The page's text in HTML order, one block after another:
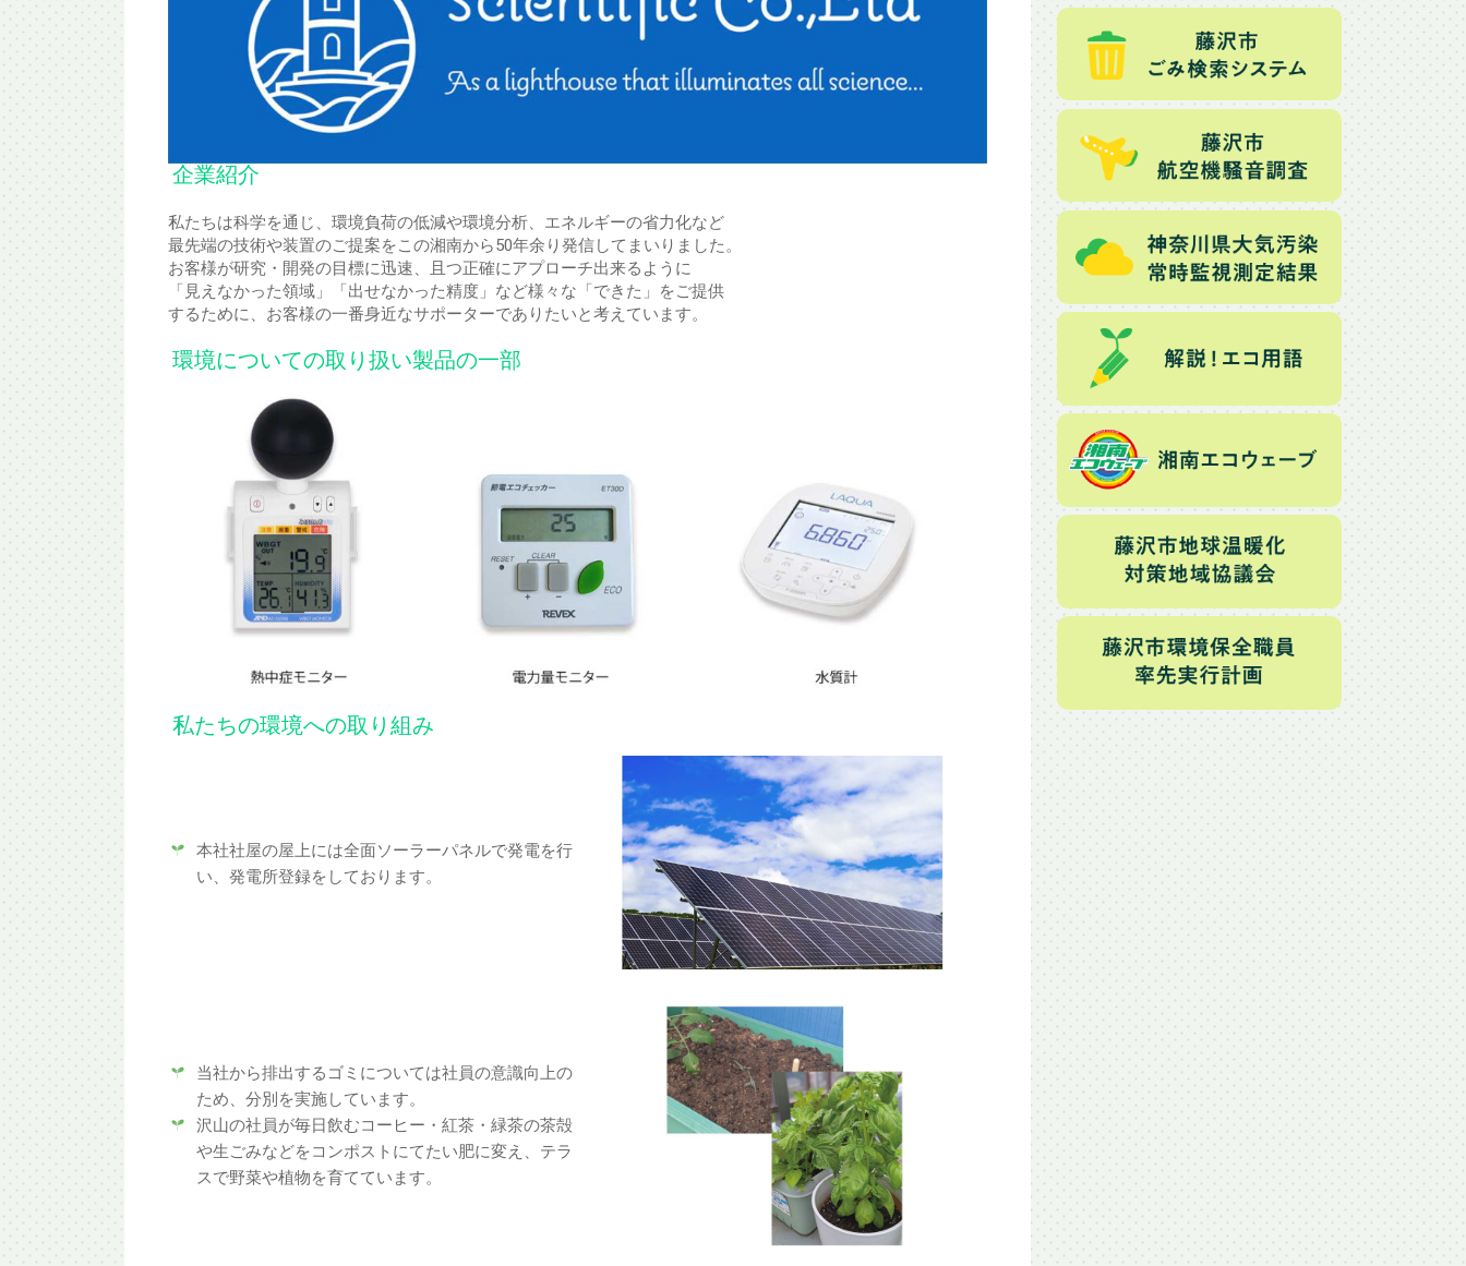
企業紹介
私たちは科学を通じ、環境負荷の低減や環境分析、エネルギーの省力化など
最先端の技術や装置のご提案をこの湘南から50年余り発信してまいりました。
お客様が研究・開発の目標に迅速、且つ正確にアプローチ出来るように
「見えなかった領域」「出せなかった精度」など様々な「できた」をご提供
するために、お客様の一番身近なサポーターでありたいと考えています。
環境についての取り扱い製品の一部
私たちの環境への取り組み
本社社屋の屋上には全面ソーラーパネルで発電を行
い、発電所登録をしております。
当社から排出するゴミについては社員の意識向上の
ため、分別を実施しています。
沢山の社員が毎日飲むコーヒー・紅茶・緑茶の茶殻
や生ごみなどをコンポストにてたい肥に変え、テラ
スで野菜や植物を育てています。